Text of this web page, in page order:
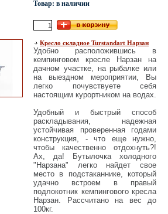
Товар: в наличии
Кресло складное Turstandart Нарзан
Удобно расположившись в
кемпинговом кресле Нарзан на
дачном участке, на рыбалке или
на выездном мероприятии, Вы
легко почувствуете себя
настоящим курортником на водах.
Удобный и быстрый способ
раскладывания, надежная
устойчивая проверенная годами
конструкция, - что еще нужно,
чтобы качественно отдохнуть?!
Ах, да! Бутылочка холодного
"Нарзана" легко найдет свое
место в подстаканнике, который
удачно встроем в правый
подлокотник кемпингового кресла
Нарзан. Рассчитано на вес до
100кг.